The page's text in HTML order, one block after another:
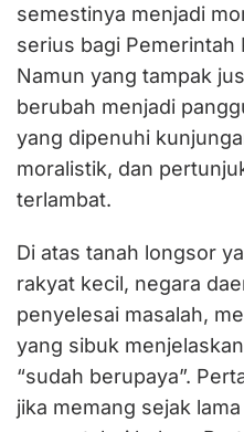
semestinya menjadi
serius bagi Pemerintah
Namun yang tampak
berubah menjadi
yang dipenuhi
moralistik, dan
terlambat.
Di atas tanah longsor
rakyat kecil, negara
penyelesai masalah,
yang sibuk
“sudah berupaya”.
jika memang sejak